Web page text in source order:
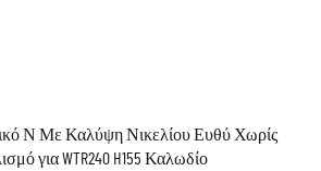
Ν Με Καλύψη Νικελίου Ευθύ Χωρίς
για WTR240 H155 Καλωδίο